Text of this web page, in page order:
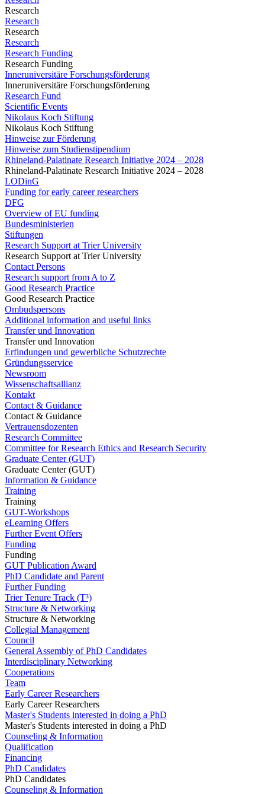
Research
Research
Research
Research
Research Funding
Research Funding
Inneruniversitäre Forschungsförderung
Inneruniversitäre Forschungsförderung
Research Fund
Scientific Events
Nikolaus Koch Stiftung
Nikolaus Koch Stiftung
Hinweise zur Förderung
Hinweise zum Studienstipendium
Rhineland-Palatinate Research Initiative 2024 – 2028
Rhineland-Palatinate Research Initiative 2024 – 2028
LODinG
Funding for early career researchers
DFG
Overview of EU funding
Bundesministerien
Stiftungen
Research Support at Trier University
Research Support at Trier University
Contact Persons
Research support from A to Z
Good Research Practice
Good Research Practice
Ombudspersons
Additional information and useful links
Transfer und Innovation
Transfer und Innovation
Erfindungen und gewerbliche Schutzrechte
Gründungsservice
Newsroom
Wissenschaftsallianz
Kontakt
Contact & Guidance
Contact & Guidance
Vertrauensdozenten
Research Committee
Committee for Research Ethics and Research Security
Graduate Center (GUT)
Graduate Center (GUT)
Information & Guidance
Training
Training
GUT-Workshops
eLearning Offers
Further Event Offers
Funding
Funding
GUT Publication Award
PhD Candidate and Parent
Further Funding
Trier Tenure Track (T³)
Structure & Networking
Structure & Networking
Collegial Management
Council
General Assembly of PhD Candidates
Interdisciplinary Networking
Cooperations
Team
Early Career Researchers
Early Career Researchers
Master's Students interested in doing a PhD
Master's Students interested in doing a PhD
Counseling & Information
Qualification
Financing
PhD Candidates
PhD Candidates
Counseling & Information